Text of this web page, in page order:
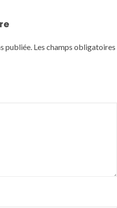
publiée. Les champs obligatoires